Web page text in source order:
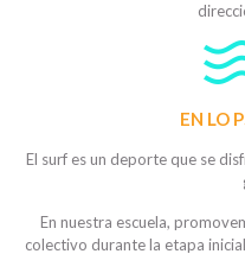
EN LO
El surf es un deporte que se
En nuestra escuela,
colectivo durante la etapa